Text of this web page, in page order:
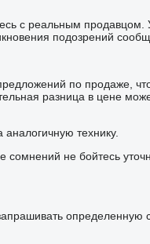
с реальным
подозрений
по продаже,
разница в цене
технику.
не бойтесь